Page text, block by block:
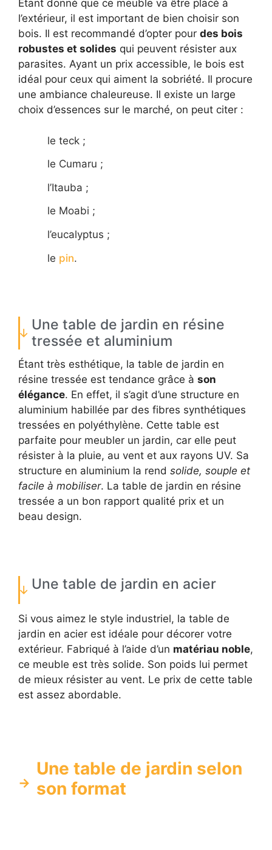
Étant donné que ce meuble va être placé à
l’extérieur, il est important de bien choisir son
bois. Il est recommandé d’opter pour des bois
robustes et solides qui peuvent résister aux
parasites. Ayant un prix accessible, le bois est
idéal pour ceux qui aiment la sobriété. Il procure
une ambiance chaleureuse. Il existe un large
choix d’essences sur le marché, on peut citer :
le teck ;
le Cumaru ;
l’Itauba ;
le Moabi ;
l’eucalyptus ;
le pin.
Une table de jardin en résine
tressée et aluminium
Étant très esthétique, la table de jardin en
résine tressée est tendance grâce à son
élégance. En effet, il s’agit d’une structure en
aluminium habillée par des fibres synthétiques
tressées en polyéthylène. Cette table est
parfaite pour meubler un jardin, car elle peut
résister à la pluie, au vent et aux rayons UV. Sa
structure en aluminium la rend solide, souple et
facile à mobiliser. La table de jardin en résine
tressée a un bon rapport qualité prix et un
beau design.
Une table de jardin en acier
Si vous aimez le style industriel, la table de
jardin en acier est idéale pour décorer votre
extérieur. Fabriqué à l’aide d’un matériau noble,
ce meuble est très solide. Son poids lui permet
de mieux résister au vent. Le prix de cette table
est assez abordable.
Une table de jardin selon
son format